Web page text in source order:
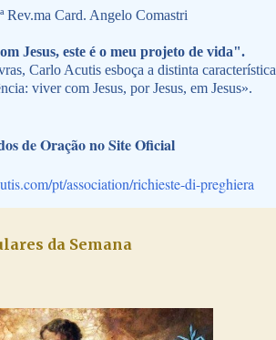
Rev.ma Card. Angelo Comastri
Jesus, este é o meu projeto de vida".
Carlo Acutis esboça a distinta característica
viver com Jesus, por Jesus, em Jesus».
de Oração no Site Oficial
pt/association/richieste-di-preghiera
da Semana